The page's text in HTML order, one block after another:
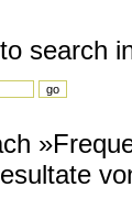
search